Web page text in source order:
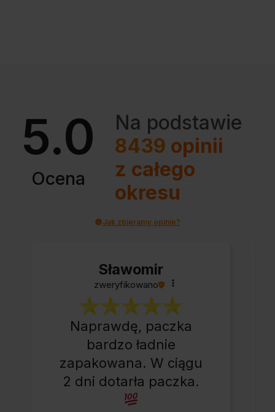
5.0
Ocena
Na podstawie
8439 opinii
z całego
okresu
Jak zbieramy opinie?
Sławomir
zweryfikowano
Naprawdę, paczka
bardzo ładnie
zapakowana. W ciągu
2 dni dotarła paczka.